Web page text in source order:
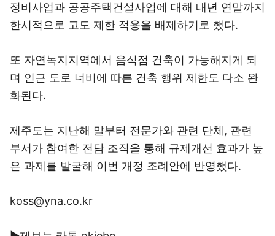
정비사업과 공공주택건설사업에 대해 내년 연말까지
한시적으로 고도 제한 적용을 배제하기로 했다.
또 자연녹지지역에서 음식점 건축이 가능해지게 되
며 인근 도로 너비에 따른 건축 행위 제한도 다소 완
화된다.
제주도는 지난해 말부터 전문가와 관련 단체, 관련
부서가 참여한 전담 조직을 통해 규제개선 효과가 높
은 과제를 발굴해 이번 개정 조례안에 반영했다.
koss@yna.co.kr